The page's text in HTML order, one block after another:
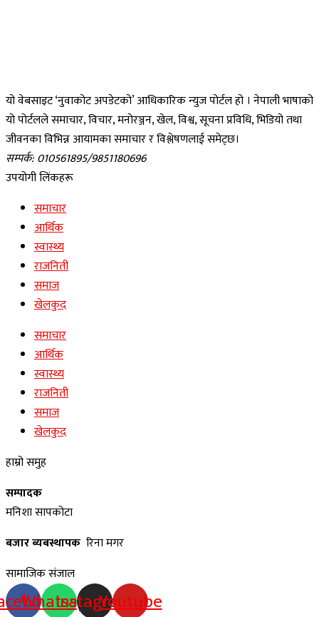
यो वेबसाइट ‘नुवाकोट अपडेटको’ आधिकारिक न्युज पोर्टल हो । नेपाली भाषाको
यो पोर्टलले समाचार, विचार, मनोरञ्जन, खेल, विश्व, सूचना प्रविधि, भिडियो तथा
जीवनका विभिन्न आयामका समाचार र विश्लेषणलाई समेट्छ।
सम्पर्क: 010561895/9851180696
उपयोगी लिंकहरू
समाचार
आर्थिक
स्वास्थ्य
राजनिती
समाज
खेलकुद
समाचार
आर्थिक
स्वास्थ्य
राजनिती
समाज
खेलकुद
हाम्रो समुह
सम्पादक
मनिशा सापकोटा
बजार ब्यबस्थापक रिना मगर
सामाजिक संजाल
Whatsapp
Instagram
Youtube